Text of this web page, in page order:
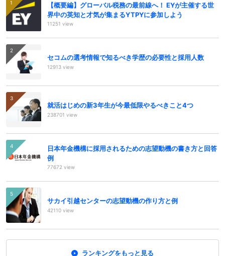
【概要編】グローバル税務の最前線へ！ EYが主催する世
界中の英知と才気が集まるYTPYに参加しよう
11251 view
セコムの選考情報で知るべき学歴の必要性と採用人数
12913 view
就活はじめの新3年生が今最低限やるべきこと4つ
238701 view
日本年金機構に採用されるための志望動機の書き方と回答
例
77672 view
サカイ引越センターの志望動機の作り方と例
42110 view
ランキングをもっと見る